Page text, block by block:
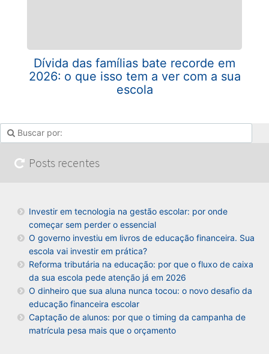
Dívida das famílias bate recorde em
2026: o que isso tem a ver com a sua
escola
Posts recentes
Investir em tecnologia na gestão escolar: por onde
começar sem perder o essencial
O governo investiu em livros de educação financeira. Sua
escola vai investir em prática?
Reforma tributária na educação: por que o fluxo de caixa
da sua escola pede atenção já em 2026
O dinheiro que sua aluna nunca tocou: o novo desafio da
educação financeira escolar
Captação de alunos: por que o timing da campanha de
matrícula pesa mais que o orçamento